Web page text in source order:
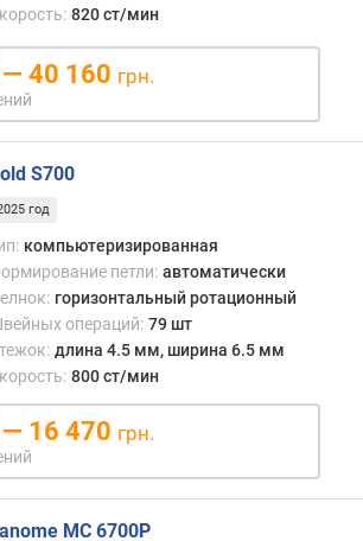
820 ст/мин
40 160 грн.
S700
год
компьютеризированная
петли: автоматически
горизонтальный ротационный
операций: 79 шт
длина 4.5 мм, ширина 6.5 мм
800 ст/мин
16 470 грн.
MC 6700P